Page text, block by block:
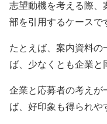
志望動機を考える際、
部を引用するケースで
たとえば、案内資料
ば、少なくとも企業と
企業と応募者の考えが
ば、好印象も得られや